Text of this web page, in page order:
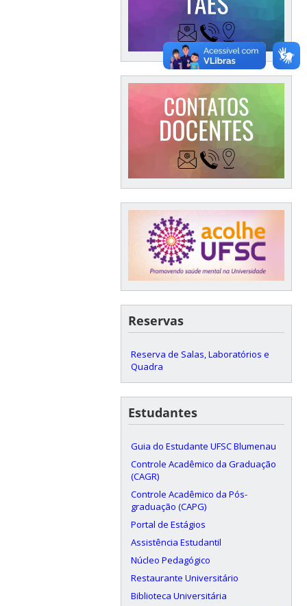
Reservas
Reserva de Salas, Laboratórios e
Quadra
Estudantes
Guia do Estudante UFSC Blumenau
Controle Acadêmico da Graduação
(CAGR)
Controle Acadêmico da Pós-
graduação (CAPG)
Portal de Estágios
Assistência Estudantil
Núcleo Pedagógico
Restaurante Universitário
Biblioteca Universitária